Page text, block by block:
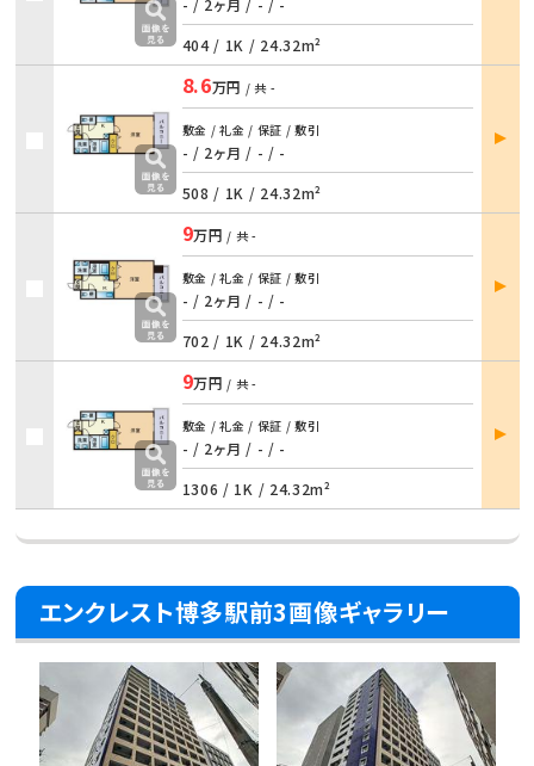
404 / 1K / 24.32m²
8.6万円 / 共 -
敷金 / 礼金 / 保証 / 敷引
- / 2ヶ月 / - / -
508 / 1K / 24.32m²
部屋
詳細
9万円 / 共-
敷金 / 礼金 / 保証 / 敷引
- / 2ヶ月 / - / -
702 / 1K / 24.32m²
部屋
詳細
9万円 / 共-
敷金 / 礼金 / 保証 / 敷引
- / 2ヶ月 / - / -
1306 / 1K / 24.32m²
部屋
詳細
エンクレスト博多駅前3画像ギャラリー